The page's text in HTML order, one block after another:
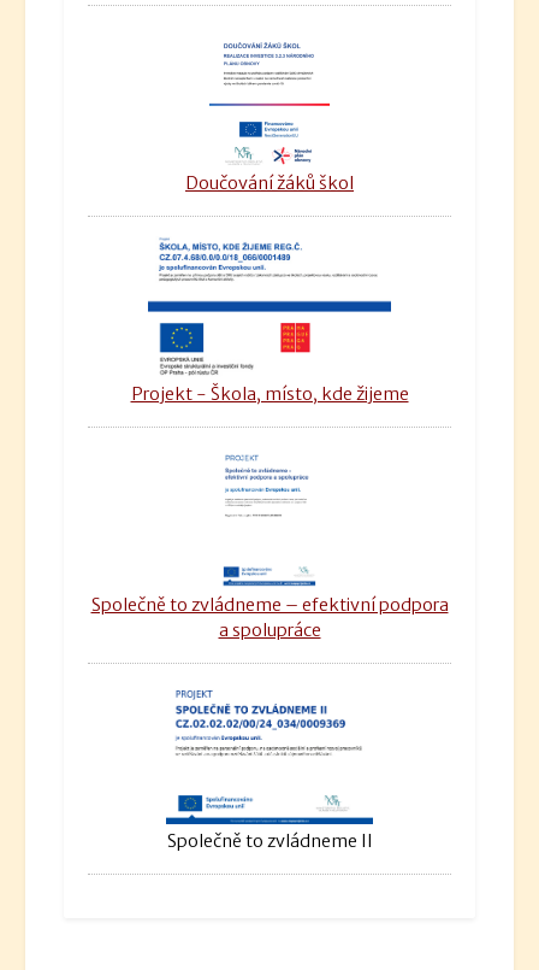
Doučování žáků škol
Projekt - Škola, místo, kde žijeme
Společně to zvládneme – efektivní podpora
a spolupráce
Společně to zvládneme II